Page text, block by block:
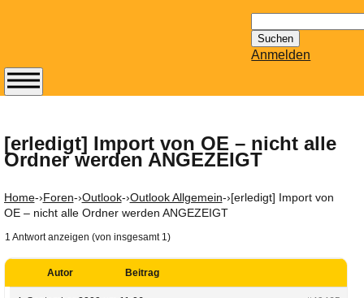
nach:
Anmelden
[erledigt] Import von OE – nicht alle
Ordner werden ANGEZEIGT
Home-›Foren-›Outlook-›Outlook Allgemein-›[erledigt] Import von
OE – nicht alle Ordner werden ANGEZEIGT
1 Antwort anzeigen (von insgesamt 1)
Autor Beitrag
Abonnieren Sie den
erscheinenden
Newsletter von
kostenlos.
Der ständig aktuelle
Tipps zu Thema
bereithält!
Wie z.B. Outlook,